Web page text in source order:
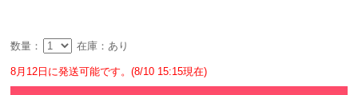
数量： 在庫：あり
8月12日に発送可能です。(8/10 15:15現在)